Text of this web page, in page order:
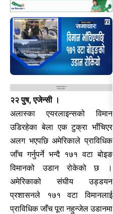
२२ पुष, एजेन्सी ।
अलास्का एयरलाइन्सको विमान
उडिरहेका बेला एक टुक्रा भाँचिएर
अलग भएपछि अमेरिकाले प्राविधिक
जाँच गर्नुपर्ने भन्दै १७१ वटा बोइङ
विमानको उडान रोकेको छ ।
अमेरिकाको संघीय उड्डयन
प्रशासनले १७१ वटा विमानलाई
प्राविधिक जाँच पूरा नहुन्जेल उडानमा